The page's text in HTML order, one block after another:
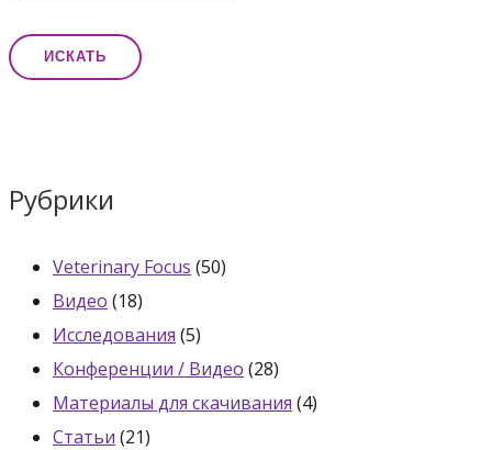
Рубрики
Veterinary Focus (50)
Видео (18)
Исследования (5)
Конференции / Видео (28)
Материалы для скачивания (4)
Статьи (21)